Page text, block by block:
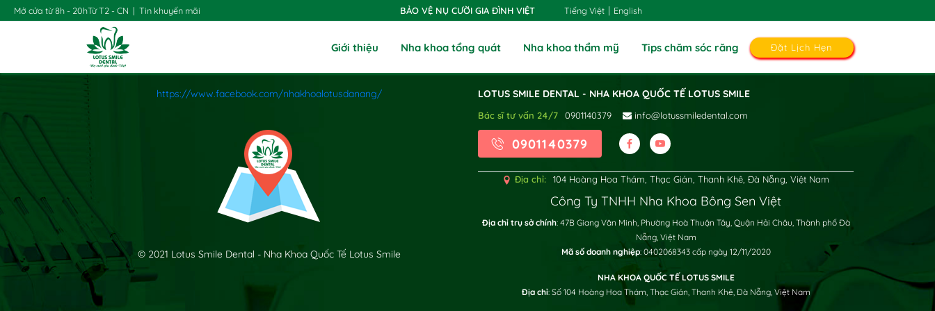
Mở cửa từ 8h - 20hTừ T2 - CN | Tin khuyến mãi BẢO VỆ NỤ CƯỜI GIA ĐÌNH VIỆT Tiếng Việt | English
Giới thiệu Nha khoa tổng quát Nha khoa thẩm mỹ Tips chăm sóc răng Đặt Lịch Hẹn
https://www.facebook.com/nhakhoalotusdanang/
© 2021 Lotus Smile Dental - Nha Khoa Quốc Tế Lotus Smile
LOTUS SMILE DENTAL - NHA KHOA QUỐC TẾ LOTUS SMILE
Bác sĩ tư vấn 24/7 0901140379 info@lotussmiledental.com
0901140379
Địa chỉ: 104 Hoàng Hoa Thám, Thạc Gián, Thanh Khê, Đà Nẵng, Việt Nam
Công Ty TNHH Nha Khoa Bông Sen Việt
Địa chỉ trụ sở chính: 47B Giang Văn Minh, Phường Hoà Thuận Tây, Quận Hải Châu, Thành phố Đà
Nẵng, Việt Nam
Mã số doanh nghiệp: 0402068343 cấp ngày 12/11/2020
NHA KHOA QUỐC TẾ LOTUS SMILE
Địa chỉ: Số 104 Hoàng Hoa Thám, Thạc Gián, Thanh Khê, Đà Nẵng, Việt Nam
x